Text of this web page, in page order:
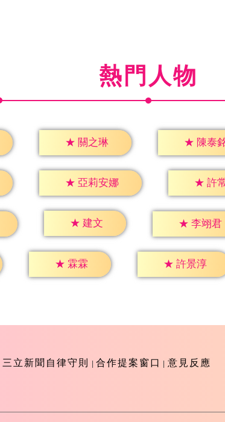
熱門人物
★ 關之琳 ★ 陳泰
★ 亞莉安娜 ★ 許
★ 建文 ★ 李翊君
★ 霖霖 ★ 許景淳
三立新聞自律守則 合作提案窗口 意見反應